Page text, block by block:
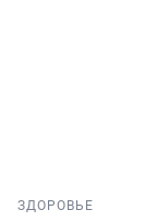
ЗДОРОВЬЕ